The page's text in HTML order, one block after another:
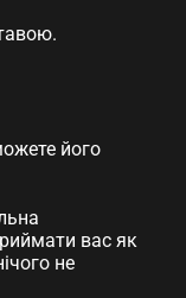
його
вас як
не